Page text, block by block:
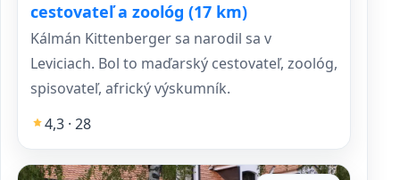
cestovateľ a zoológ (17 km)
Kálmán Kittenberger sa narodil sa v
Leviciach. Bol to maďarský cestovateľ, zoológ,
spisovateľ, africký výskumník.
4,3 · 28